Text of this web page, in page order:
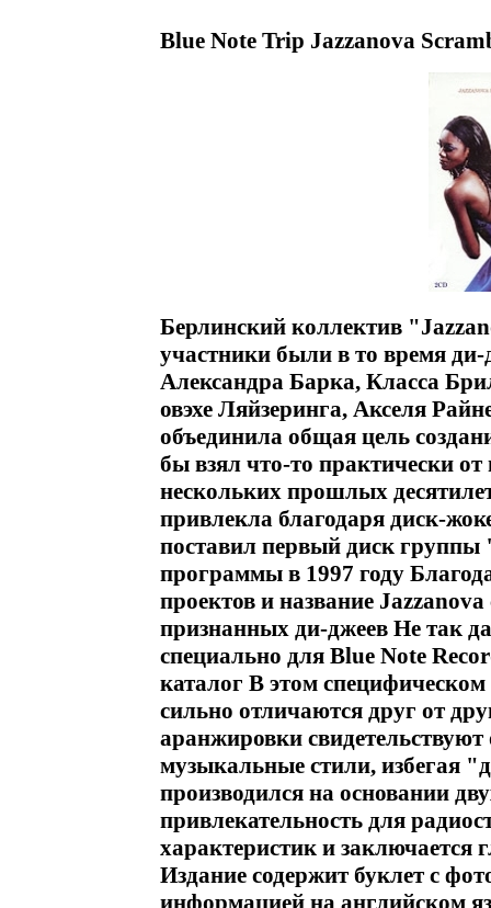
Blue Note Trip Jazzanova
Берлинский коллектив
участники были в то время
Александра Барка, Класса
овэхе Ляйзеринга, Акселя
объединила общая цель
бы взял что-то практически
нескольких прошлых
привлекла благодаря диск-
поставил первый диск
программы в 1997 году
проектов и название
признанных ди-джеев Не так
специально для Blue Note
каталог В этом
сильно отличаются друг от
аранжировки
музыкальные стили, избегая
производился на основании
привлекательность для
характеристик и
Издание содержит буклет с
информацией на английском